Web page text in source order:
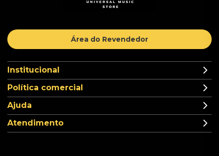
Área do Revendedor
Institucional
Política comercial
Ajuda
Atendimento